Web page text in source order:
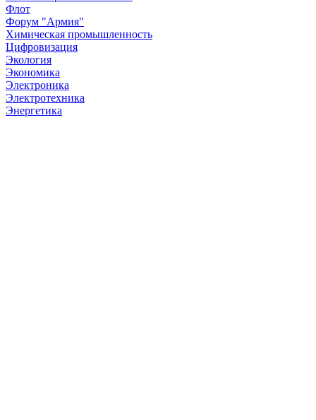
Флот
Форум "Армия"
Химическая промышленность
Цифровизация
Экология
Экономика
Электроника
Электротехника
Энергетика